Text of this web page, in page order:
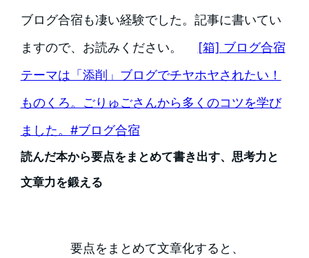
ブログ合宿も凄い経験でした。記事に書いてい
ますので、お読みください。
[箱] ブログ合宿
テーマは「添削」ブログでチヤホヤされたい！
ものくろ。ごりゅごさんから多くのコツを学び
ました。#ブログ合宿
読んだ本から要点をまとめて書き出す、思考力と
文章力を鍛える
要点をまとめて文章化すると、